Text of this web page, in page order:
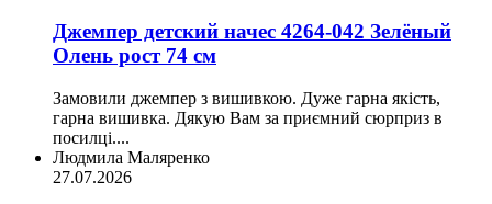
Джемпер детский начес 4264-042 Зелёный
Олень рост 74 см
Замовили джемпер з вишивкою. Дуже гарна якість,
гарна вишивка. Дякую Вам за приємний сюрприз в
посилці....
Людмила Маляренко
27.07.2026